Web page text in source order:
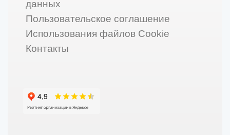
данных
Пользовательское соглашение
Использования файлов Cookie
Контакты